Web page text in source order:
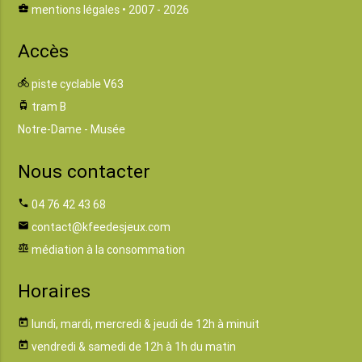
business_center mentions légales • 2007 - 2026
Accès
directions_bike piste cyclable V63
tram tram B
Notre-Dame - Musée
Nous contacter
phone 04 76 42 43 68
email contact@kfeedesjeux.com
balance médiation à la consommation
Horaires
today lundi, mardi, mercredi & jeudi de 12h à minuit
today vendredi & samedi de 12h à 1h du matin